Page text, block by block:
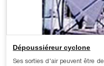
Dépoussiéreur cyclone
Ses sorties d'air peuvent être